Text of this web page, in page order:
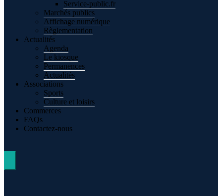
Service-public.fr
Marchés publics
Affichage numérique
Règlementation
Actualités
Agenda
Le kiosque
Permanences
Actualités
Associations
Sports
Culture et loisirs
Commerces
FAQs
Contactez-nous